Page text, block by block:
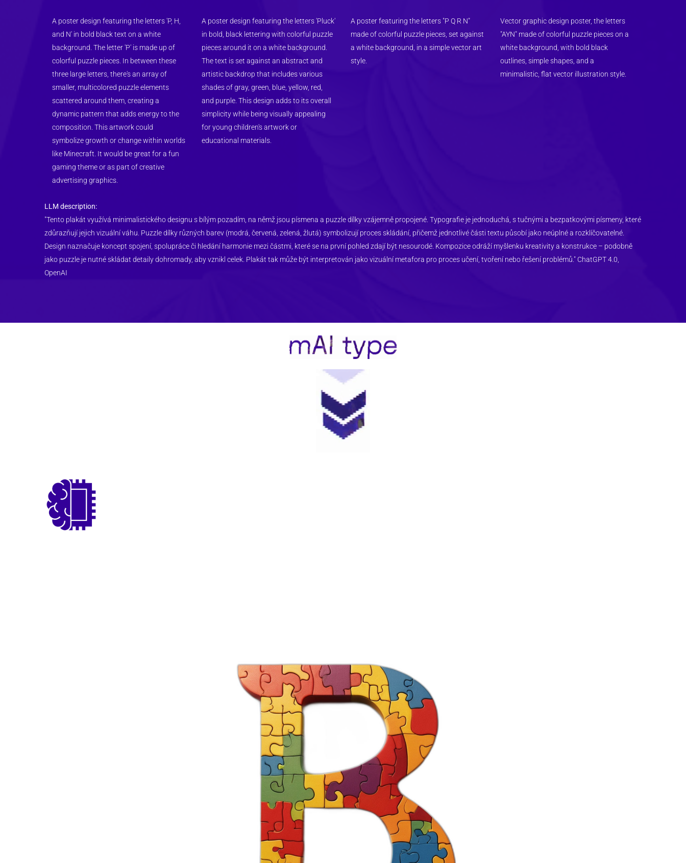
A poster design featuring the letters 'P, H,
and N' in bold black text on a white
background. The letter 'P' is made up of
colorful puzzle pieces. In between these
three large letters, there's an array of
smaller, multicolored puzzle elements
scattered around them, creating a
dynamic pattern that adds energy to the
composition. This artwork could
symbolize growth or change within worlds
like Minecraft. It would be great for a fun
gaming theme or as part of creative
advertising graphics.
A poster design featuring the letters 'Pluck'
in bold, black lettering with colorful puzzle
pieces around it on a white background.
The text is set against an abstract and
artistic backdrop that includes various
shades of gray, green, blue, yellow, red,
and purple. This design adds to its overall
simplicity while being visually appealing
for young children's artwork or
educational materials.
A poster featuring the letters "P Q R N"
made of colorful puzzle pieces, set against
a white background, in a simple vector art
style.
Vector graphic design poster, the letters
"AYN" made of colorful puzzle pieces on a
white background, with bold black
outlines, simple shapes, and a
minimalistic, flat vector illustration style.
LLM description:
"Tento plakát využívá minimalistického designu s bílým pozadím, na němž jsou písmena a puzzle dílky vzájemně propojené. Typografie je jednoduchá, s tučnými a bezpatkovými písmeny, které
zdůrazňují jejich vizuální váhu. Puzzle dílky různých barev (modrá, červená, zelená, žlutá) symbolizují proces skládání, přičemž jednotlivé části textu působí jako neúplné a rozklíčovatelné.
Design naznačuje koncept spojení, spolupráce či hledání harmonie mezi částmi, které se na první pohled zdají být nesourodé. Kompozice odráží myšlenku kreativity a konstrukce – podobně
jako puzzle je nutné skládat detaily dohromady, aby vznikl celek. Plakát tak může být interpretován jako vizuální metafora pro proces učení, tvoření nebo řešení problémů." ChatGPT 4.0,
OpenAI